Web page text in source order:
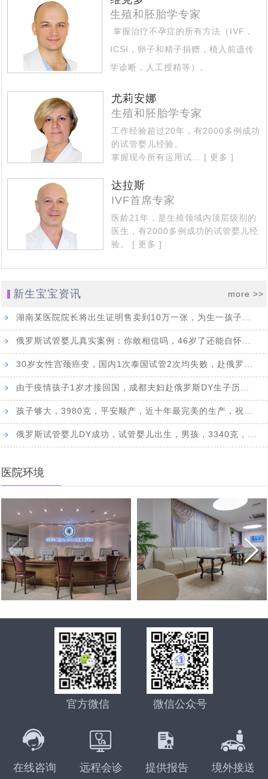
济报酬吗 [2021-06-24]
莫斯科法庭：精卵捐赠，对父母的认定是这样判的
[2021-06-07]
俄罗斯医生整理了一幅现代女性的画像：聪明，肥胖，少
性，不婚不育 [2021-05-11]
俄罗斯犹太人口危机，30年后可能会消失
[2021-05-08]
2021年海外试管婴儿有什么变化，需要父母将如何做新计
划 [2021-05-06]
俄罗斯将试管婴儿纳入国家医保，试管婴儿医院称试管婴
儿为“医保公子” [2021-04-27]
独家采访：Saltanat Baikoshkarova专业答复新型冠状病
毒肺炎和疫苗接种如何影响怀孕 [2021-04-23]
当自己做了试管婴儿后才知道：原来试管婴儿有这5个有
[2021-04-14]
访谈：有关试管婴儿的13个问题，生殖医生相信科学的力
赴海外试管婴儿求子，代怀孕合同里哪些责任与义务
[2021-03-29]
俄罗斯再发重磅公告，政府补助10万鼓励民众加大生育力
度，试管婴儿辅助生殖是一个重要补充 [2021-03-02]
中国朋友找俄罗斯试管婴儿DY机构代怀，你知道代怀妈妈
一家是怎么想的吗 [2021-02-26]
代怀亲历者：未经他人苦,莫劝人向善，可怜天下父母心。
邀请函终于出来啦 [2020-09-29]
魔法助孕，俄罗斯民间不做试管婴儿时，听说这种求子方
式很有效 [2020-09-26]
海外试管婴儿及代怀法律与规定详解
[2020-09-21]
中国朋友出国求子，小心孩子出生前被“基因调包”，生出
[2020-09-17]
中国同性恋朋友有7000万，同性恋群体做海外试管婴儿代
怀求子存在人传人效应 [2020-09-16]
生殖和胚胎学专家
掌握治疗不孕症的所有方法（IVF，
ICSI，卵子和精子捐赠，植入前遗传
学诊断，人工授精等）。
杂情况... [ 更多 ]
尤莉安娜
生殖和胚胎学专家
工作经验超过20年，有2000多例成功
的试管婴儿经验。
掌握现今所有运用试... [ 更多 ]
达拉斯
IVF首席专家
医龄21年，是生殖领域内顶层级别的
医生，有2000多例成功的试管婴儿经
验。
[ 更多 ]
新生宝宝资讯 more >>
湖南某医院院长将出生证明售卖到10万一张，为生一孩子...
俄罗斯试管婴儿真实案例：你敢相信吗，46岁了还能自怀...
30岁女性宫颈癌变，国内1次泰国试管2次均失败，赴俄罗...
由于疫情孩子1岁才接回国，成都夫妇赴俄罗斯DY生子历...
孩子够大，3980克，平安顺产，近十年最完美的生产，祝...
俄罗斯试管婴儿DY成功，试管婴儿出生，男孩，3340克，...
医院环境
官方微信 微信公众号
在线咨询 远程会诊 提供报告 境外接送